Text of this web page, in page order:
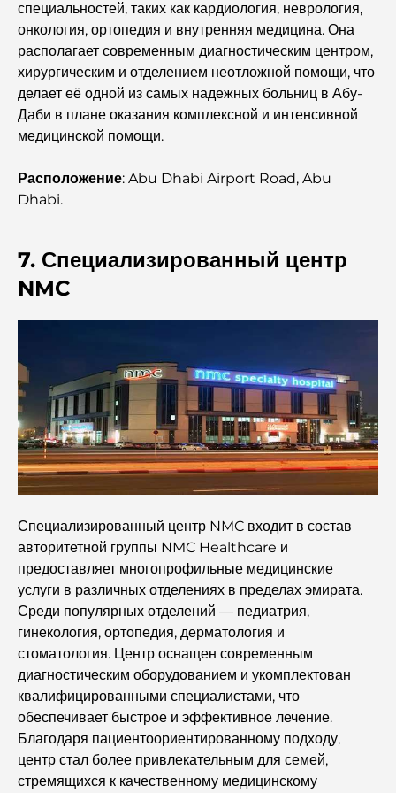
Лучшие кафе в центре Дубая: полный путеводитель
для любителей кофе.
Самые дорогие автомобили Mercedes, когда-либо
созданные.
Переезд в Дубай из Австралии: полное руководство по
Роскошное ночное сафари по пустыне в Дубае: отдых
Самые дорогие автомобили Tesla: инновации и
производительность.
Топ-10 самых богатых стран мира
Чем заняться с детьми в Дубае: полный семейный
путеводитель
Лучшие пляжные курорты Дубая для роскошного
отдыха.
Романтические места в Дубае для незабываемых
моментов
Лучший отдых в Дубае: лучшие отели и курорты
Лучшие рестораны для делового обеда в DIFC
Самые дорогие бренды одежды в мире
специальностей, таких как кардиология, неврология,
онкология, ортопедия и внутренняя медицина. Она
располагает современным диагностическим центром,
хирургическим и отделением неотложной помощи, что
делает её одной из самых надежных больниц в Абу-
Даби в плане оказания комплексной и интенсивной
медицинской помощи.
Расположение: Abu Dhabi Airport Road, Abu
Dhabi.
7. Специализированный центр
NMC
Специализированный центр NMC входит в состав
авторитетной группы NMC Healthcare и
предоставляет многопрофильные медицинские
услуги в различных отделениях в пределах эмирата.
Среди популярных отделений — педиатрия,
гинекология, ортопедия, дерматология и
стоматология. Центр оснащен современным
диагностическим оборудованием и укомплектован
квалифицированными специалистами, что
обеспечивает быстрое и эффективное лечение.
Благодаря пациентоориентированному подходу,
центр стал более привлекательным для семей,
стремящихся к качественному медицинскому